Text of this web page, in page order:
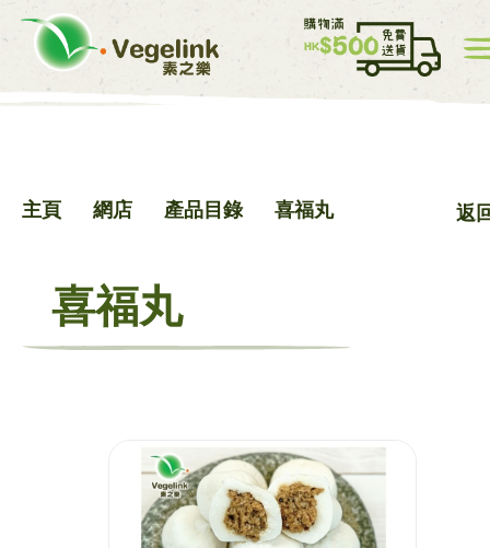
中
網店
主頁 網店 產品目錄 喜福丸 返
喜福丸